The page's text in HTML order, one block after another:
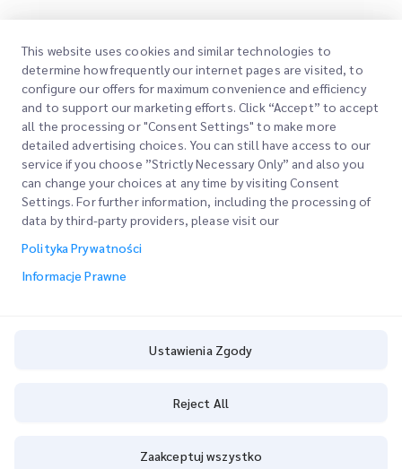
Szybkie Linki
Lokalizacje Biur
Poproś o Wycenę
Logowanie Klienta
Śledź swoje Zamówienie
Firma
O Nas
Kariera
Nasze Usługi
Express customs clearance
Ustawienia Zgody
This website uses cookies and similar technologies to
determine how frequently our internet pages are visited, to
configure our offers for maximum convenience and efficiency
and to support our marketing efforts. Click “Accept” to accept
all the processing or "Consent Settings" to make more
detailed advertising choices. You can still have access to our
service if you choose ”Strictly Necessary Only” and also you
can change your choices at any time by visiting Consent
Settings. For further information, including the processing of
data by third-party providers, please visit our
Polityka Prywatności
Informacje Prawne
Ustawienia Zgody
Reject All
Zaakceptuj wszystko